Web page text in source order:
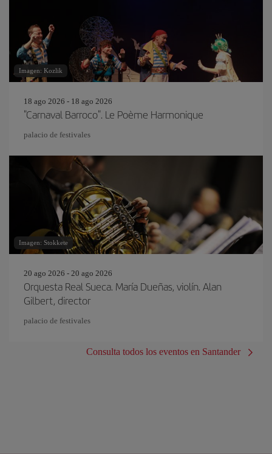
Imagen: Kozlik
18 ago 2026 - 18 ago 2026
"Carnaval Barroco". Le Poème Harmonique
palacio de festivales
Imagen: Stokkete
20 ago 2026 - 20 ago 2026
Orquesta Real Sueca. María Dueñas, violín. Alan
Gilbert, director
palacio de festivales
Consulta todos los eventos en Santander